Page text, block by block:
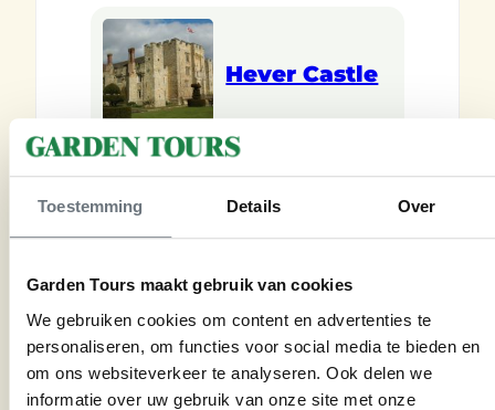
Toestemming Details Over
Garden Tours maakt gebruik van cookies
We gebruiken cookies om content en advertenties te
personaliseren, om functies voor social media te bieden en
om ons websiteverkeer te analyseren. Ook delen we
informatie over uw gebruik van onze site met onze
Hever Castle
High Beeches
Mottisfont
Abbey